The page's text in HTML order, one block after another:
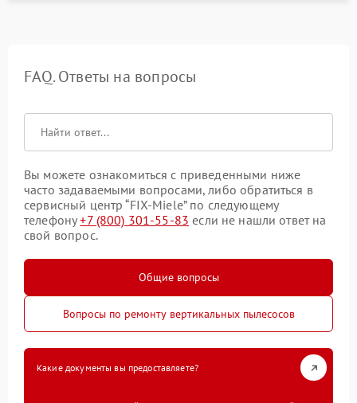
FAQ. Ответы на вопросы
Вы можете ознакомиться с приведенными ниже
часто задаваемыми вопросами, либо обратиться в
сервисный центр “FIX-Miele” по следующему
телефону+7 (800) 301-55-83 если не нашли ответ на
свой вопрос.
Общие вопросы
Вопросы по ремонту вертикальных пылесосов
Какие документы вы предоставляете?